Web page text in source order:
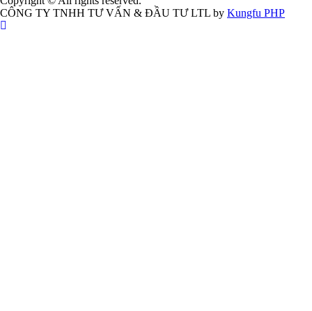
CÔNG TY TNHH TƯ VẤN & ĐẦU TƯ LTL by Kungfu PHP